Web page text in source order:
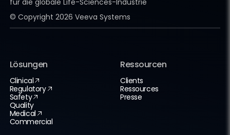
für die globale Life-Sciences-Industrie
© Copyright 2026 Veeva Systems
Lösungen
Clinical
Regulatory
Safety
Quality
Medical
Commercial
Ressourcen
Clients
Ressources
Presse